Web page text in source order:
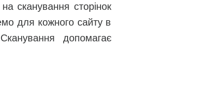
сканування сторінок
для кожного сайту в
допомагає